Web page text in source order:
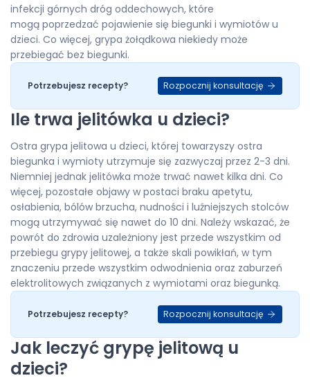
infekcji górnych dróg oddechowych, które
mogą poprzedzać pojawienie się biegunki i wymiotów u
dzieci. Co więcej, grypa żołądkowa niekiedy może
przebiegać bez biegunki.
Potrzebujesz recepty? Rozpocznij konsultację
Ile trwa jelitówka u dzieci?
Ostra grypa jelitowa u dzieci, której towarzyszy ostra
biegunka i wymioty utrzymuje się zazwyczaj przez 2-3 dni.
Niemniej jednak jelitówka może trwać nawet kilka dni. Co
więcej, pozostałe objawy w postaci braku apetytu,
osłabienia, bólów brzucha, nudności i luźniejszych stolców
mogą utrzymywać się nawet do 10 dni. Należy wskazać, że
powrót do zdrowia uzależniony jest przede wszystkim od
przebiegu grypy jelitowej, a także skali powikłań, w tym
znaczeniu przede wszystkim odwodnienia oraz zaburzeń
elektrolitowych związanych z wymiotami oraz biegunką.
Potrzebujesz recepty? Rozpocznij konsultację
Jak leczyć grypę jelitową u
dzieci?